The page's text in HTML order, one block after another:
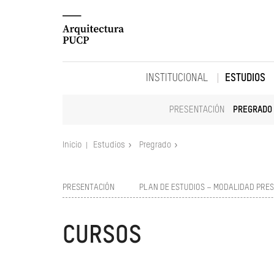
INSTITUCIONAL ESTUDIOS
PRESENTACIÓN PREGRADO
Inicio Estudios Pregrado
PRESENTACIÓN PLAN DE ESTUDIOS – MODALIDAD
CURSOS